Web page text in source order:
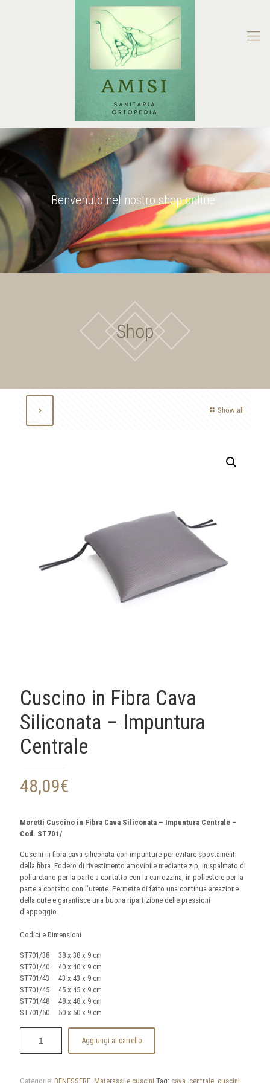
Benvenuto nel nostro shop online
Shop
Show all
Cuscino in Fibra Cava
Siliconata – Impuntura
Centrale
48,09€
Moretti Cuscino in Fibra Cava Siliconata – Impuntura Centrale –
Cod. ST701/
Cuscini in fibra cava siliconata con impunture per evitare spostamenti
della fibra. Fodero di rivestimento amovibile mediante zip, in spalmato di
poliuretano per la parte a contatto con la carrozzina, in poliestere per la
parte a contatto con l’utente. Permette di fatto una continua areazione
della cute e garantisce una buona ripartizione delle pressioni
d’appoggio.
Codici e Dimensioni
ST701/38 38 x 38 x 9 cm
ST701/40 40 x 40 x 9 cm
ST701/43 43 x 43 x 9 cm
ST701/45 45 x 45 x 9 cm
ST701/48 48 x 48 x 9 cm
ST701/50 50 x 50 x 9 cm
Aggiungi al carrello
Categorie: BENESSERE Materassi e cuscini Tag: cava centrale cuscini